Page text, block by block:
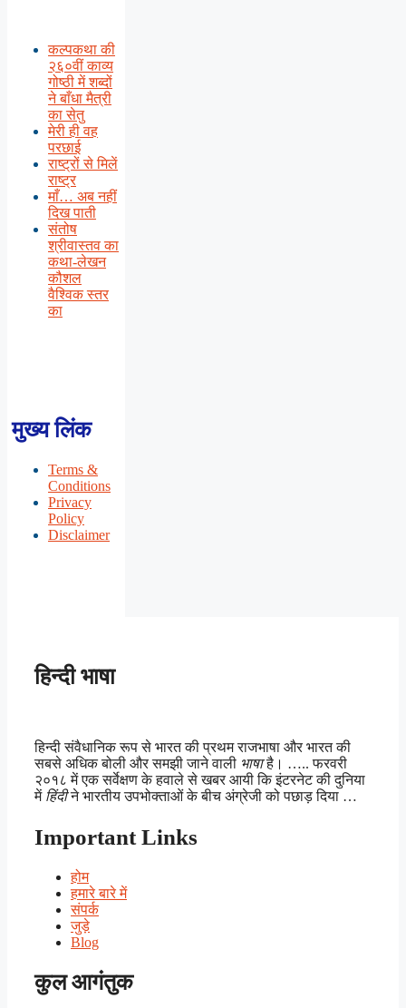
कल्पकथा की
२६०वीं काव्य
गोष्ठी में शब्दों
ने बाँधा मैत्री
का सेतु
मेरी ही वह
परछाई
राष्ट्रों से मिलें
राष्ट्र
माँ… अब नहीं
दिख पाती
संतोष
श्रीवास्तव का
कथा-लेखन
कौशल
वैश्विक स्तर
का
मुख्य लिंक
Terms &
Conditions
Privacy
Policy
Disclaimer
हिन्दी भाषा
हिन्दी संवैधानिक रूप से भारत की प्रथम राजभाषा और भारत की
सबसे अधिक बोली और समझी जाने वाली भाषाहै। ….. फरवरी
२०१८ में एक सर्वेक्षण के हवाले से खबर आयी कि इंटरनेट की दुनिया
में हिंदीने भारतीय उपभोक्ताओं के बीच अंग्रेजी को पछाड़ दिया …
Important Links
होम
हमारे बारे में
संपर्क
जुड़े
Blog
कुल आगंतुक